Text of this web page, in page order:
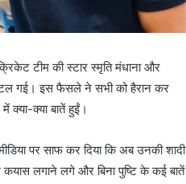
टीम की स्टार स्मृति मंधाना और
टल गई। इस फैसले ने सभी को हैरान कर
क्या बातें हुईं।
पर साफ कर दिया कि अब उनकी शादी
लगाने लगे और बिना पुष्टि के कई बातें